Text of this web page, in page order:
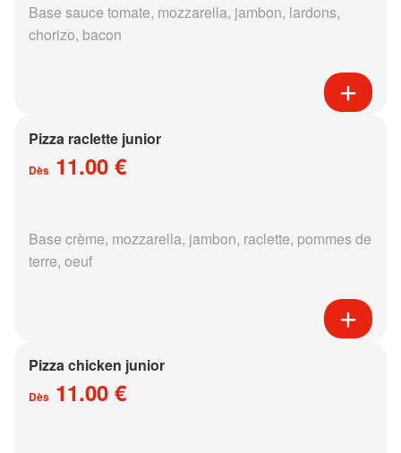
Base sauce tomate, mozzarella, jambon, lardons,
chorizo, bacon
Pizza raclette junior
Dès 11.00 €
Base crème, mozzarella, jambon, raclette, pommes de
terre, oeuf
Pizza chicken junior
Dès 11.00 €